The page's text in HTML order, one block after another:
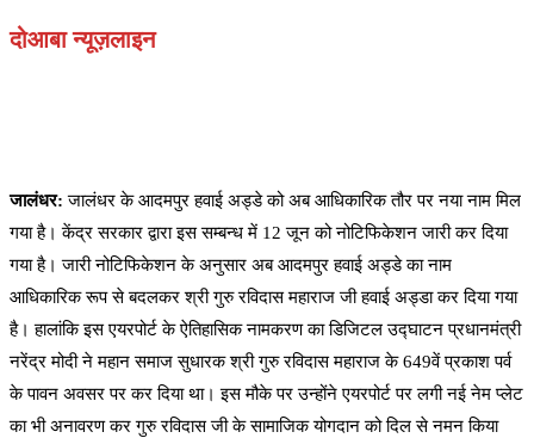
दोआबा न्यूज़लाइन
जालंधर:जालंधर के आदमपुर हवाई अड्डे को अब आधिकारिक तौर पर नया नाम मिल
गया है। केंद्र सरकार द्वारा इस सम्बन्ध में 12 जून को नोटिफिकेशन जारी कर दिया
गया है। जारी नोटिफिकेशन के अनुसार अब आदमपुर हवाई अड्डे का नाम
आधिकारिक रूप से बदलकर श्री गुरु रविदास महाराज जी हवाई अड्डा कर दिया गया
है। हालांकि इस एयरपोर्ट के ऐतिहासिक नामकरण का डिजिटल उद्घाटन प्रधानमंत्री
नरेंद्र मोदी ने महान समाज सुधारक श्री गुरु रविदास महाराज के 649वें प्रकाश पर्व
के पावन अवसर पर कर दिया था। इस मौके पर उन्होंने एयरपोर्ट पर लगी नई नेम प्लेट
का भी अनावरण कर गुरु रविदास जी के सामाजिक योगदान को दिल से नमन किया